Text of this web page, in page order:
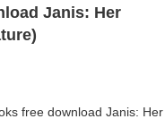
Janis: Her